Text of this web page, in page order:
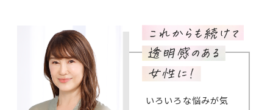
いろいろな悩みが気